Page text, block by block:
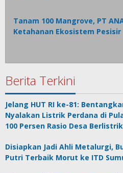
Tanam 100 Mangrove, PT
Ketahanan Ekosistem Pesisir
Berita Terkini
Jelang HUT RI ke-81:
Nyalakan Listrik Perdana di
100 Persen Rasio Desa
Disiapkan Jadi Ahli Metalurgi,
Putri Terbaik Morut ke ITD